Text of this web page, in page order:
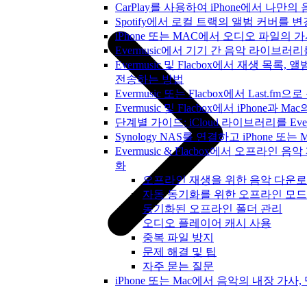
CarPlay를 사용하여 iPhone에서 나만의
Spotify에서 로컬 트랙의 앨범 커버를
iPhone 또는 MAC에서 오디오 파일의
Evermusic에서 기기 간 음악 라이브러
Evermusic 및 Flacbox에서 재생 목록,
전송하는 방법
Evermusic 또는 Flacbox에서 Last.fm으
Evermusic 및 Flacbox에서 iPhone과
단계별 가이드: iCloud 라이브러리를
Synology NAS를 연결하고 iPhone 또는
Evermusic & Flacbox에서 오프라인 음
화
오프라인 재생을 위한 음악 다운
자동 동기화를 위한 오프라인 모
동기화된 오프라인 폴더 관리
오디오 플레이어 캐시 사용
중복 파일 방지
문제 해결 및 팁
자주 묻는 질문
iPhone 또는 Mac에서 음악의 내장 가사